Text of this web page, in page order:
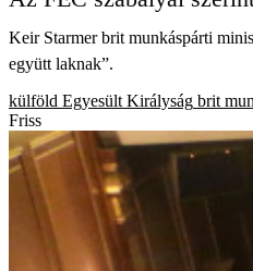
Keir Starmer brit munkáspárti
együtt laknak”.
külföld Egyesült Királyság brit
Friss